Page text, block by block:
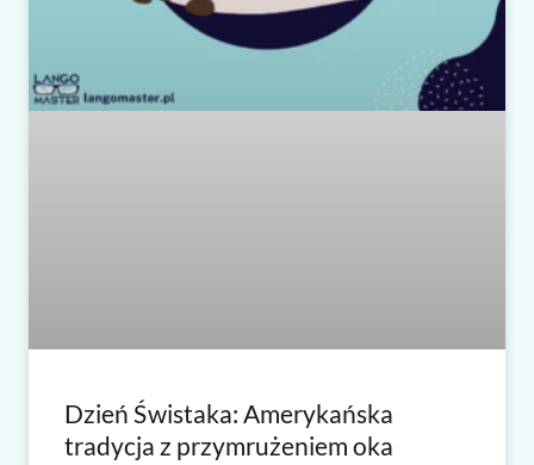
Dzień Świstaka: Amerykańska
tradycja z przymrużeniem oka